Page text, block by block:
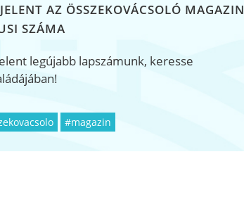
AZ ÖSSZEKOVÁCSOLÓ MAGAZIN
SZÁMA
legújabb lapszámunk, keresse
#magazin